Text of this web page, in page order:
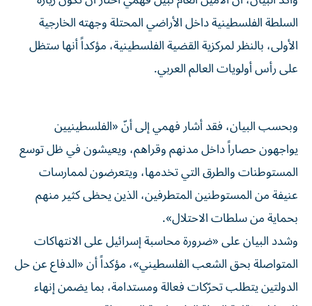
السلطة الفلسطينية داخل الأراضي المحتلة وجهته الخارجية
الأولى، بالنظر لمركزية القضية الفلسطينية، مؤكداً أنها ستظل
على رأس أولويات العالم العربي.
وبحسب البيان، فقد أشار فهمي إلى أنّ «الفلسطينيين
يواجهون حصاراً داخل مدنهم وقراهم، ويعيشون في ظل توسع
المستوطنات والطرق التي تخدمها، ويتعرضون لممارسات
عنيفة من المستوطنين المتطرفين، الذين يحظى كثير منهم
بحماية من سلطات الاحتلال».
وشدد البيان على «ضرورة محاسبة إسرائيل على الانتهاكات
المتواصلة بحق الشعب الفلسطيني»، مؤكداً أن «الدفاع عن حل
الدولتين يتطلب تحرّكات فعالة ومستدامة، بما يضمن إنهاء